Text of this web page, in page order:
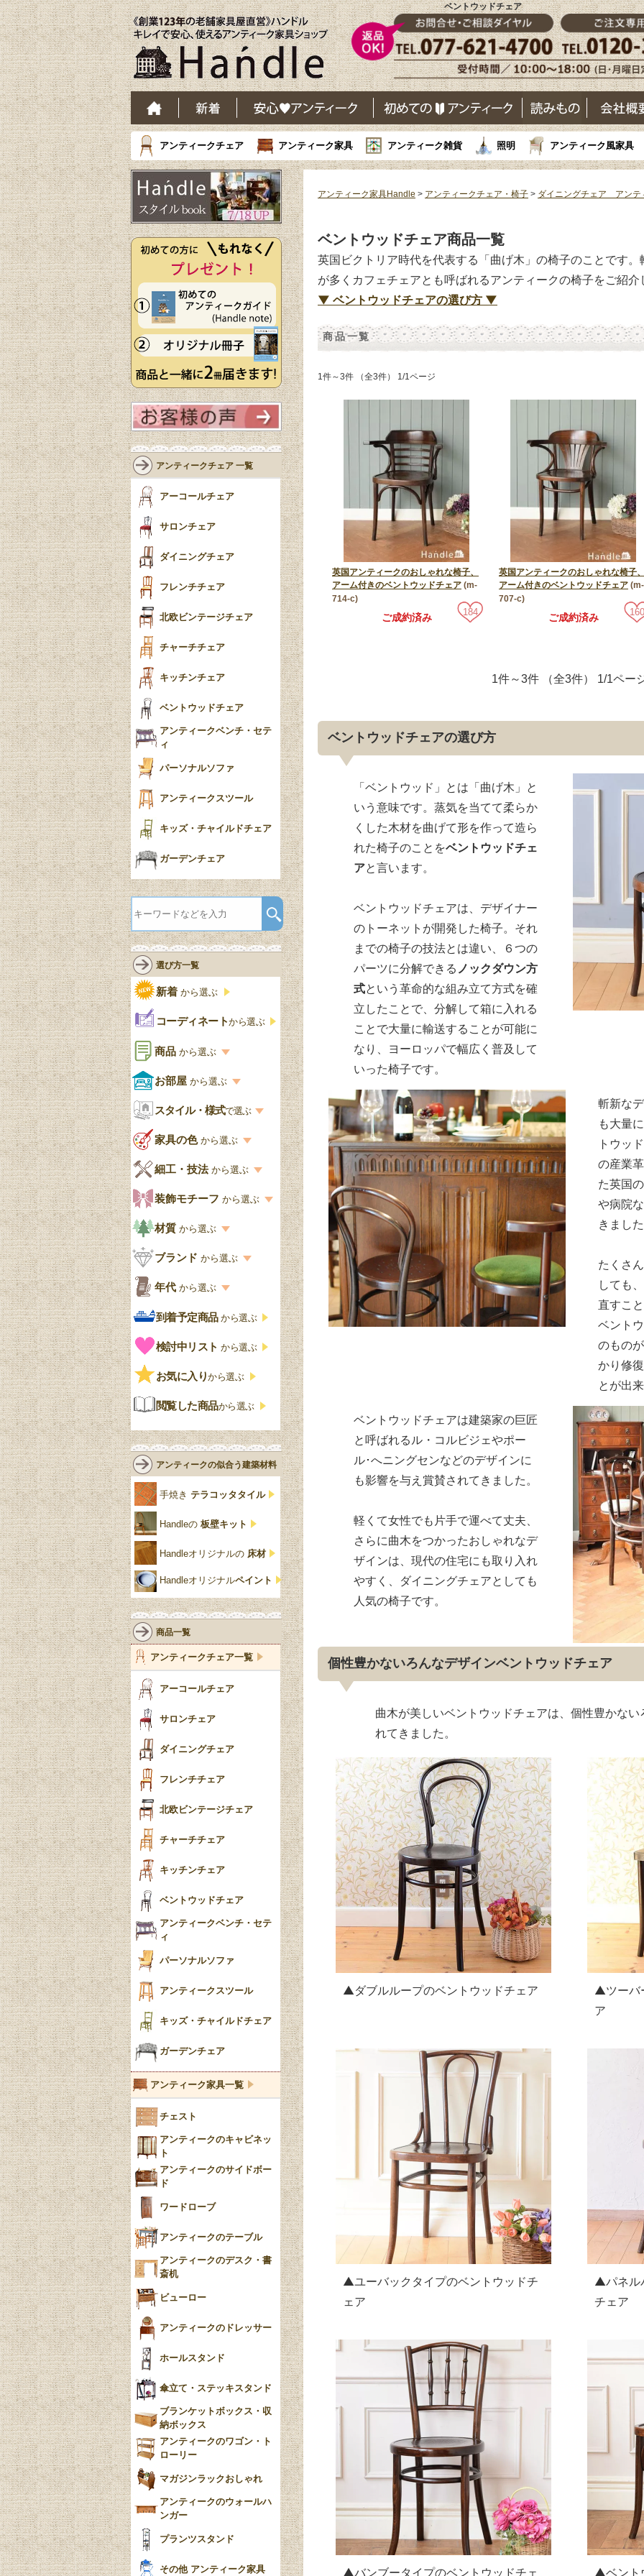
ベントウッドチェア
アンティークチェア アンティーク家具 アンティーク雑貨 照明 アンティーク風家具
アンティーク家具Handle > アンティークチェア・椅子 > ダイニングチェア アンテ
ベントウッドチェア商品一覧
英国ビクトリア時代を代表する「曲げ木」の椅子のことです
が多くカフェチェアとも呼ばれるアンティークの椅子をご紹介
▼ ベントウッドチェアの選び方 ▼
商品一覧
1件～3件 （全3件） 1/1ページ
英国アンティークのおしゃれな椅子、
アーム付きのベントウッドチェア (m-
714-c)
ご成約済み 184
英国アンティークのおしゃれな椅子
アーム付きのベントウッドチェア (m-
707-c)
ご成約済み 160
1件～3件 （全3件） 1/1ペー
ベントウッドチェアの選び方
「ベントウッド」とは「曲げ木」と
いう意味です。蒸気を当てて柔らか
くした木材を曲げて形を作って造ら
れた椅子のことをベントウッドチェ
アと言います。
ベントウッドチェアは、デザイナー
のトーネットが開発した椅子。それ
までの椅子の技法とは違い、６つの
パーツに分解できる ノックダウン方
式という革命的な組み立て方式を確
立したことで、分解して箱に入れる
ことで大量に輸送することが可能に
なり、ヨーロッパで幅広く普及して
いった椅子です。
斬新な
も大量
トウッ
の産業
た英国
や病院
きまし
たくさ
しても
直すこ
ベント
のもの
かり修
とが出
ベントウッドチェアは建築家の巨匠
と呼ばれるル・コルビジェやポー
ル･へニングセンなどのデザインに
も影響を与え賞賛されてきました。
軽くて女性でも片手で運べて丈夫、
さらに曲木をつかったおしゃれなデ
ザインは、現代の住宅にも取り入れ
やすく、ダイニングチェアとしても
人気の椅子です。
個性豊かないろんなデザインベントウッドチェア
曲木が美しいベントウッドチェアは、個性豊かな
れてきました。
▲ダブルループのベントウッドチェア
▲ツーバ
ア
▲ユーバックタイプのベントウッドチ
ェア
▲パネル
チェア
▲バンブータイプのベントウッドチェ ▲ベント
アンティークチェア 一覧
アーコールチェア
サロンチェア
ダイニングチェア
フレンチチェア
北欧ビンテージチェア
チャーチチェア
キッチンチェア
ベントウッドチェア
アンティークベンチ・セテ
ィ
パーソナルソファ
アンティークスツール
キッズ・チャイルドチェア
ガーデンチェア
選び方一覧
新着 から選ぶ
コーディネートから選ぶ
商品 から選ぶ
商品一覧を見る
収納家具
書棚
デスクおしゃれ
食器棚おしゃれ
木製ワゴン
ェア
洋服タンス
チェストおしゃれ
クローゼット
鏡台
花台
仏壇おしゃれ
靴箱収納
スリッパ収納
壁掛け家具
パーテーション・間
仕切り
ガーデンファニチャ
ー
ミラー
花瓶おしゃれ
陶器の人形
キャンドルホルダー
お部屋 から選ぶ
お部屋から選ぶ一覧
リビング
キッチン・ダイニング
スタイル・様式で選ぶ
スタイル一覧
英国アンティーク
英国クラシック
式
エリザベス様式
ジャコビアン
ロココ様式
ミッドセンチュリー
アールデコ
家具の色から選ぶ
家具の色一覧
カスタード色
アップルパイ色
白・ホワイト
黒・ブラック
細工・技法 から選ぶ
細工・技法の一覧
象嵌・マーケットリー
寄木・パーケットリー
装飾モチーフ から選ぶ
模様の一覧
ペディメント
コーニス
グ
ストラップワーク
雷文
ビーディング
リネンフォールド
ルネット
アカンサス
パイクラスト
脚のモチーフ一覧
ターニングレッグ
バルボスレッグ
ボビンターニング
ツイスト
トライポッド
バラスター
陶磁器の模様一覧
イマリ（IMARI）
ブルー＆ホワイト
ブルーウィローパターン
Blue）
YUAN
チンツ
クリノリン
材質 から選ぶ
材質の一覧
オーク材
マホガニー
ローズウッド材
サテンウッド材
ブランド から選ぶ
ブランド一覧
Handleオリジナル
ウィリアムモリス
ロイドルーム
コントワールドファミー
ユ
ジェニファーテイラー
チェスターフィールド
リリパットレーン
アングルポイズ
ウォーカー＆ホール
年代 から選ぶ
年代別の一覧
アンティーク
ビンテージ
到着予定商品から選ぶ
検討中リスト から選ぶ
お気に入りから選ぶ
閲覧した商品から選ぶ
アンティークの似合う建築材料
手焼き テラコッタタイル
Handleの 板壁キット
Handleオリジナルの 床材
Handleオリジナルペイント
商品一覧
アンティークチェア一覧
アーコールチェア
サロンチェア
ダイニングチェア
フレンチチェア
北欧ビンテージチェア
チャーチチェア
キッチンチェア
ベントウッドチェア
アンティークベンチ・セテ
ィ
パーソナルソファ
アンティークスツール
キッズ・チャイルドチェア
ガーデンチェア
アンティーク家具一覧
チェスト
アンティークのキャビネッ
ト
アンティークのサイドボー
ド
ワードローブ
アンティークのテーブル
アンティークのデスク・書
斎机
ビューロー
アンティークのドレッサー
ホールスタンド
傘立て・ステッキスタンド
ブランケットボックス・収
納ボックス
アンティークのワゴン・ト
ローリー
マガジンラックおしゃれ
アンティークのウォールハ
ンガー
プランツスタンド
その他 アンティーク家具